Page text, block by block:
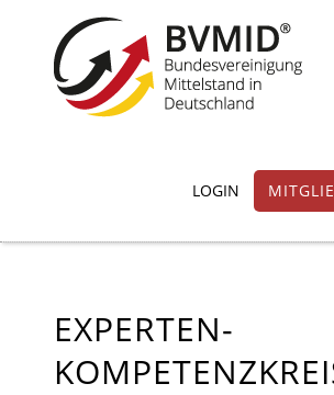
LOGIN
EXPERTEN-